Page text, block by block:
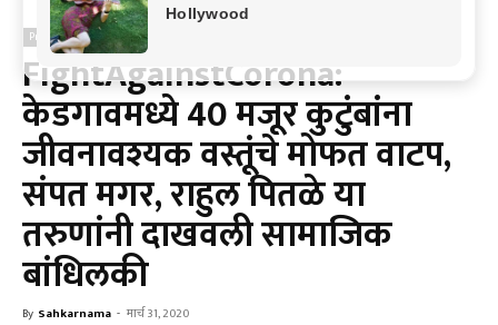
Previos News
FightAgainstCorona:
केडगावमध्ये 40 मजूर कुटुंबांना
जीवनावश्यक वस्तूंचे मोफत वाटप,
संपत मगर, राहुल पितळे या
तरुणांनी दाखवली सामाजिक
बांधिलकी
By Sahkarnama - मार्च 31, 2020